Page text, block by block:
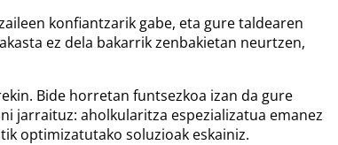
konfiantzarik gabe, eta gure taldearen
ez dela bakarrik zenbakietan neurtzen,
Bide horretan funtsezkoa izan da gure
jarraituz: aholkularitza espezializatua emanez
optimizatutako soluzioak eskainiz.